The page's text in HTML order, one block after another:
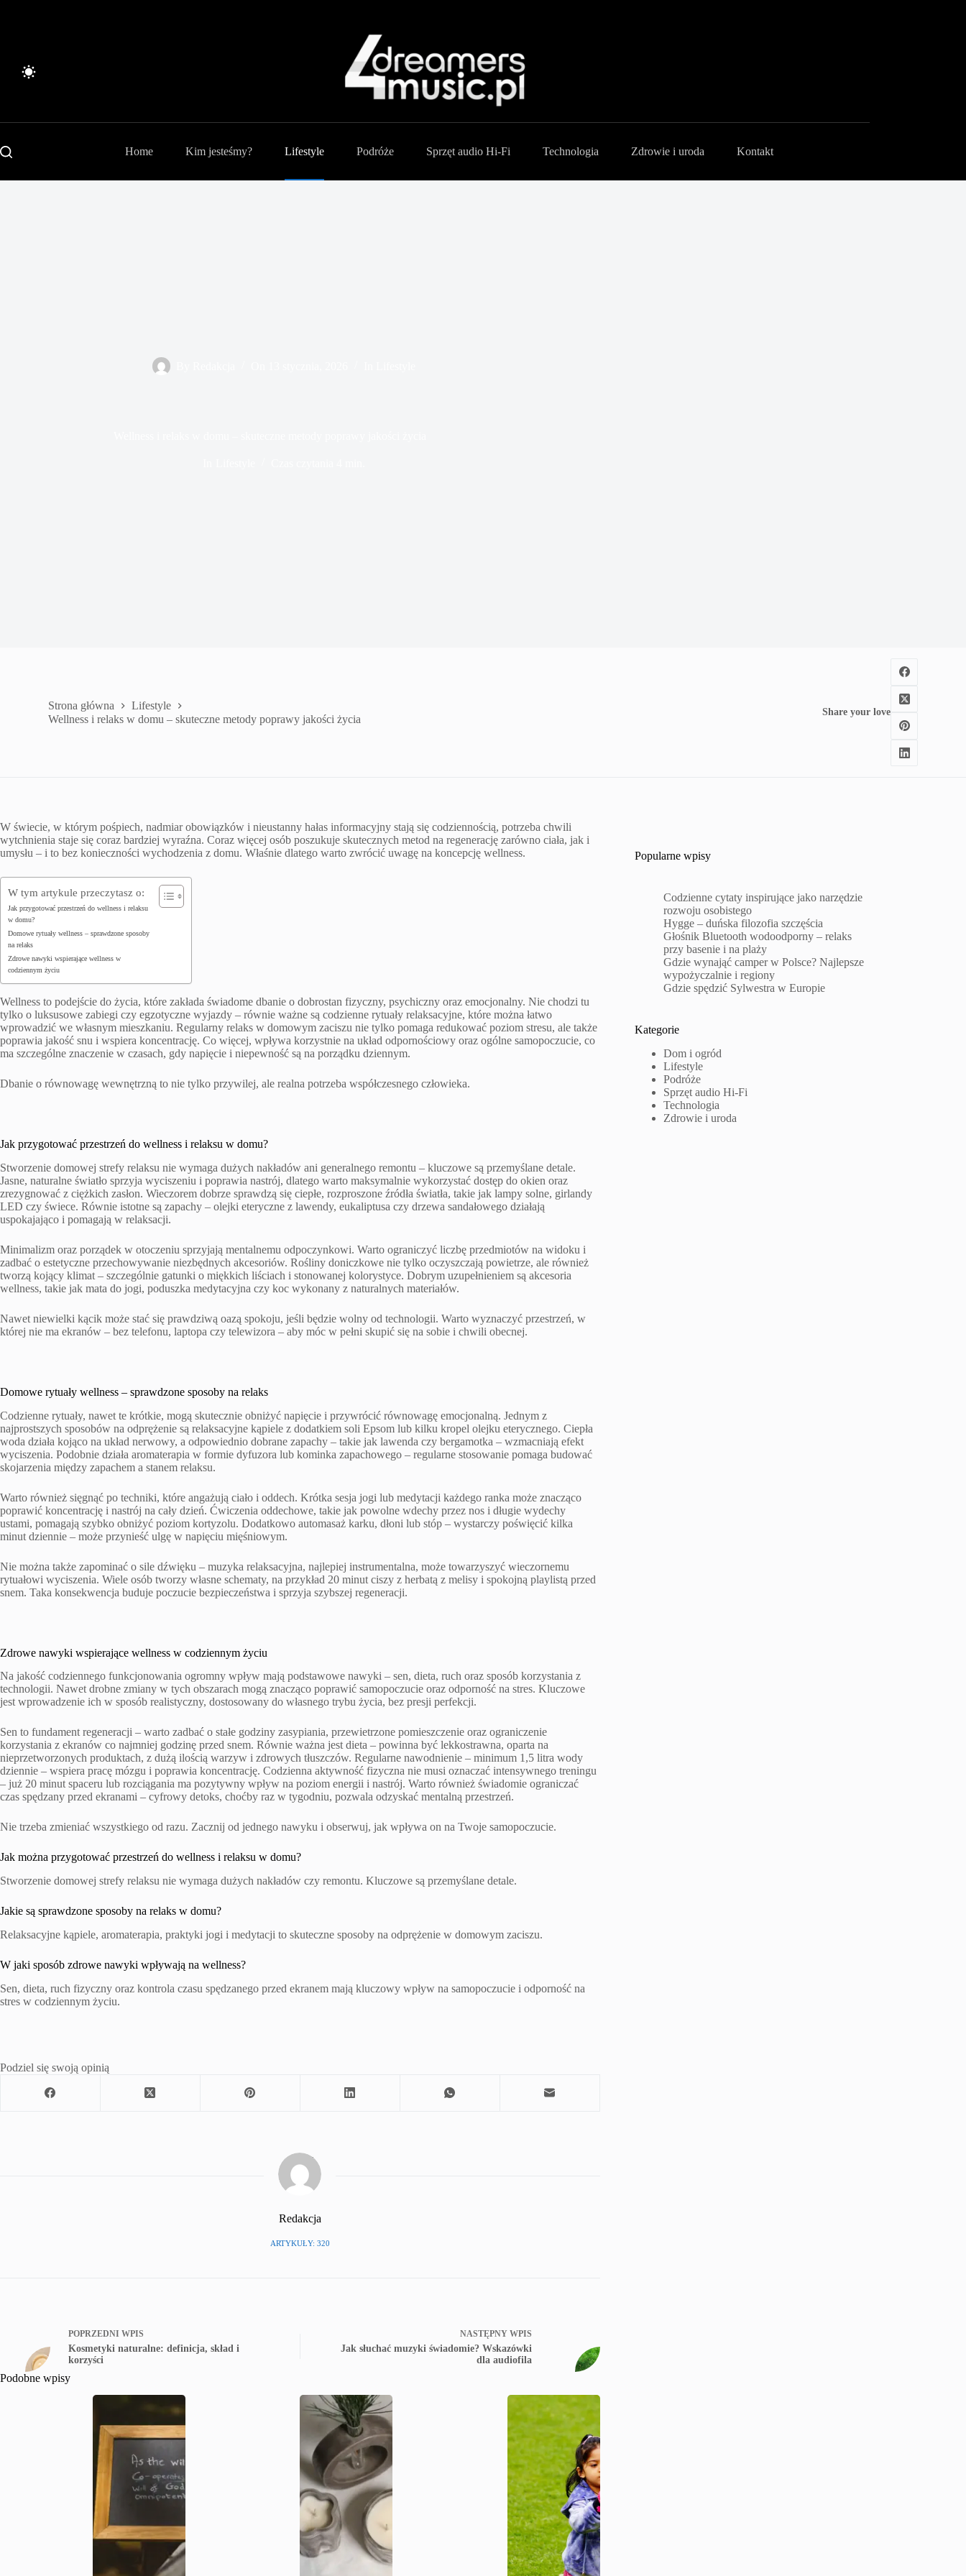
Home Kim jesteśmy? Lifestyle Podróże Sprzęt audio Hi-Fi Technologia Zdrowie i uroda Kontakt
Strona główna
Lifestyle
Wellness i relaks w domu – skuteczne metody poprawy jakości życia
Share your love
W świecie, w którym pośpiech, nadmiar obowiązków i nieustanny hałas informacyjny stają się codziennością, potrzeba chwili
wytchnienia staje się coraz bardziej wyraźna. Coraz więcej osób poszukuje skutecznych metod na regenerację zarówno ciała, jak i
umysłu – i to bez konieczności wychodzenia z domu. Właśnie dlatego warto zwrócić uwagę na koncepcję wellness.
W tym artykule przeczytasz o:
Jak przygotować przestrzeń do wellness i relaksu
w domu?
Domowe rytuały wellness – sprawdzone sposoby
na relaks
Zdrowe nawyki wspierające wellness w
codziennym życiu
Wellness to podejście do życia, które zakłada świadome dbanie o dobrostan fizyczny, psychiczny oraz emocjonalny. Nie chodzi tu
tylko o luksusowe zabiegi czy egzotyczne wyjazdy – równie ważne są codzienne rytuały relaksacyjne, które można łatwo
wprowadzić we własnym mieszkaniu. Regularny relaks w domowym zaciszu nie tylko pomaga redukować poziom stresu, ale także
poprawia jakość snu i wspiera koncentrację. Co więcej, wpływa korzystnie na układ odpornościowy oraz ogólne samopoczucie, co
ma szczególne znaczenie w czasach, gdy napięcie i niepewność są na porządku dziennym.
Dbanie o równowagę wewnętrzną to nie tylko przywilej, ale realna potrzeba współczesnego człowieka.
Jak przygotować przestrzeń do wellness i relaksu w domu?
Stworzenie domowej strefy relaksu nie wymaga dużych nakładów ani generalnego remontu – kluczowe są przemyślane detale.
Jasne, naturalne światło sprzyja wyciszeniu i poprawia nastrój, dlatego warto maksymalnie wykorzystać dostęp do okien oraz
zrezygnować z ciężkich zasłon. Wieczorem dobrze sprawdzą się ciepłe, rozproszone źródła światła, takie jak lampy solne, girlandy
LED czy świece. Równie istotne są zapachy – olejki eteryczne z lawendy, eukaliptusa czy drzewa sandałowego działają
uspokajająco i pomagają w relaksacji.
Minimalizm oraz porządek w otoczeniu sprzyjają mentalnemu odpoczynkowi. Warto ograniczyć liczbę przedmiotów na widoku i
zadbać o estetyczne przechowywanie niezbędnych akcesoriów. Rośliny doniczkowe nie tylko oczyszczają powietrze, ale również
tworzą kojący klimat – szczególnie gatunki o miękkich liściach i stonowanej kolorystyce. Dobrym uzupełnieniem są akcesoria
wellness, takie jak mata do jogi, poduszka medytacyjna czy koc wykonany z naturalnych materiałów.
Nawet niewielki kącik może stać się prawdziwą oazą spokoju, jeśli będzie wolny od technologii. Warto wyznaczyć przestrzeń, w
której nie ma ekranów – bez telefonu, laptopa czy telewizora – aby móc w pełni skupić się na sobie i chwili obecnej.
Domowe rytuały wellness – sprawdzone sposoby na relaks
Codzienne rytuały, nawet te krótkie, mogą skutecznie obniżyć napięcie i przywrócić równowagę emocjonalną. Jednym z
najprostszych sposobów na odprężenie są relaksacyjne kąpiele z dodatkiem soli Epsom lub kilku kropel olejku eterycznego. Ciepła
woda działa kojąco na układ nerwowy, a odpowiednio dobrane zapachy – takie jak lawenda czy bergamotka – wzmacniają efekt
wyciszenia. Podobnie działa aromaterapia w formie dyfuzora lub kominka zapachowego – regularne stosowanie pomaga budować
skojarzenia między zapachem a stanem relaksu.
Warto również sięgnąć po techniki, które angażują ciało i oddech. Krótka sesja jogi lub medytacji każdego ranka może znacząco
poprawić koncentrację i nastrój na cały dzień. Ćwiczenia oddechowe, takie jak powolne wdechy przez nos i długie wydechy
ustami, pomagają szybko obniżyć poziom kortyzolu. Dodatkowo automasaż karku, dłoni lub stóp – wystarczy poświęcić kilka
minut dziennie – może przynieść ulgę w napięciu mięśniowym.
Nie można także zapominać o sile dźwięku – muzyka relaksacyjna, najlepiej instrumentalna, może towarzyszyć wieczornemu
rytuałowi wyciszenia. Wiele osób tworzy własne schematy, na przykład 20 minut ciszy z herbatą z melisy i spokojną playlistą przed
snem. Taka konsekwencja buduje poczucie bezpieczeństwa i sprzyja szybszej regeneracji.
Zdrowe nawyki wspierające wellness w codziennym życiu
Na jakość codziennego funkcjonowania ogromny wpływ mają podstawowe nawyki – sen, dieta, ruch oraz sposób korzystania z
technologii. Nawet drobne zmiany w tych obszarach mogą znacząco poprawić samopoczucie oraz odporność na stres. Kluczowe
jest wprowadzenie ich w sposób realistyczny, dostosowany do własnego trybu życia, bez presji perfekcji.
Sen to fundament regeneracji – warto zadbać o stałe godziny zasypiania, przewietrzone pomieszczenie oraz ograniczenie
korzystania z ekranów co najmniej godzinę przed snem. Równie ważna jest dieta – powinna być lekkostrawna, oparta na
nieprzetworzonych produktach, z dużą ilością warzyw i zdrowych tłuszczów. Regularne nawodnienie – minimum 1,5 litra wody
dziennie – wspiera pracę mózgu i poprawia koncentrację. Codzienna aktywność fizyczna nie musi oznaczać intensywnego treningu
– już 20 minut spaceru lub rozciągania ma pozytywny wpływ na poziom energii i nastrój. Warto również świadomie ograniczać
czas spędzany przed ekranami – cyfrowy detoks, choćby raz w tygodniu, pozwala odzyskać mentalną przestrzeń.
Nie trzeba zmieniać wszystkiego od razu. Zacznij od jednego nawyku i obserwuj, jak wpływa on na Twoje samopoczucie.
Jak można przygotować przestrzeń do wellness i relaksu w domu?
Stworzenie domowej strefy relaksu nie wymaga dużych nakładów czy remontu. Kluczowe są przemyślane detale.
Jakie są sprawdzone sposoby na relaks w domu?
Relaksacyjne kąpiele, aromaterapia, praktyki jogi i medytacji to skuteczne sposoby na odprężenie w domowym zaciszu.
W jaki sposób zdrowe nawyki wpływają na wellness?
Sen, dieta, ruch fizyczny oraz kontrola czasu spędzanego przed ekranem mają kluczowy wpływ na samopoczucie i odporność na
stres w codziennym życiu.
Podziel się swoją opinią
Redakcja
ARTYKUŁY: 320
POPRZEDNI WPIS
Kosmetyki naturalne: definicja, skład i
korzyści
NASTĘPNY WPIS
Jak słuchać muzyki świadomie? Wskazówki
dla audiofila
Podobne wpisy
Popularne wpisy
Codzienne cytaty inspirujące jako narzędzie
rozwoju osobistego
Hygge – duńska filozofia szczęścia
Głośnik Bluetooth wodoodporny – relaks
przy basenie i na plaży
Gdzie wynająć camper w Polsce? Najlepsze
wypożyczalnie i regiony
Gdzie spędzić Sylwestra w Europie
Kategorie
Dom i ogród
Lifestyle
Podróże
Sprzęt audio Hi-Fi
Technologia
Zdrowie i uroda